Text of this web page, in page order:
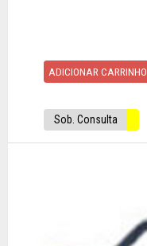
ADICIONAR CARRINHO
Sob. Consulta